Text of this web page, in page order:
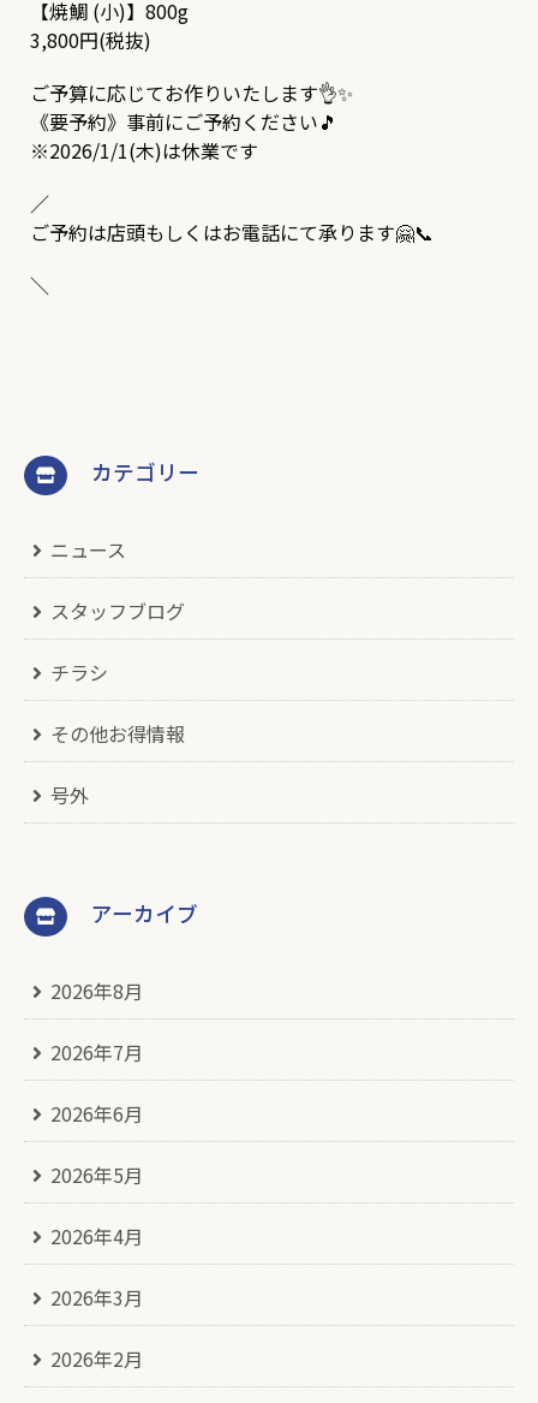
【焼鯛 (小)】800g
3,800円(税抜)
ご予算に応じてお作りいたします👌✨
《要予約》事前にご予約ください🎵
※2026/1/1(木)は休業です
／
ご予約は店頭もしくはお電話にて承ります🤗📞
＼
カテゴリー
ニュース
スタッフブログ
チラシ
その他お得情報
号外
アーカイブ
2026年8月
2026年7月
2026年6月
2026年5月
2026年4月
2026年3月
2026年2月